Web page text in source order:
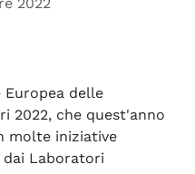
Europea delle
2022, che quest'anno
molte iniziative
dai Laboratori